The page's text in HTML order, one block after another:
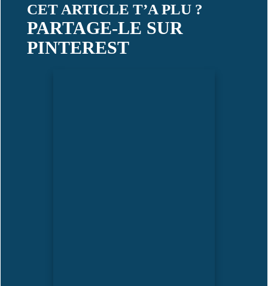
CET ARTICLE T’A PLU ?
PARTAGE-LE SUR
PINTEREST